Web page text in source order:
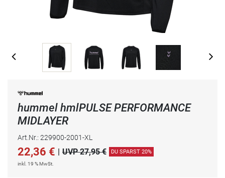
hummel hmlPULSE PERFORMANCE
MIDLAYER
Art.Nr.: 229900-2001-XL
22,36 € | UVP 27,95 € DU SPARST 20%
inkl. 19 % MwSt.